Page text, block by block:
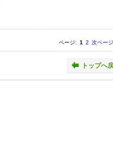
ページ: 1 2 次ペー
トップへ